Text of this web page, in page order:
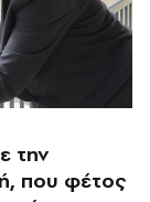
την
που φέτος